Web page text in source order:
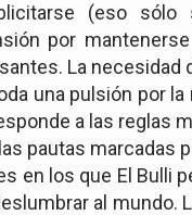
(eso
por
La
una pulsión por
a las reglas
pautas marcadas
en los que El Bulli
al mundo.